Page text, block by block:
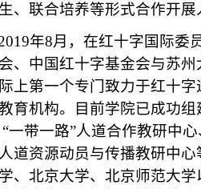
、联合培养等形式合作开
年8月，在红十字国际委
、中国红十字基金会与苏
上第一个专门致力于红十
育机构。目前学院已成功
一带一路”人道合作教研中
道资源动员与传播教研中
、北京大学、北京师范大